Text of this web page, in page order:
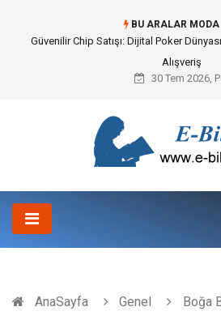
BU ARALAR MODA
Güvenilir Chip Satışı: Dijital Poker
Alışveriş
30 Tem 2026,
AnaSayfa Genel Boğa